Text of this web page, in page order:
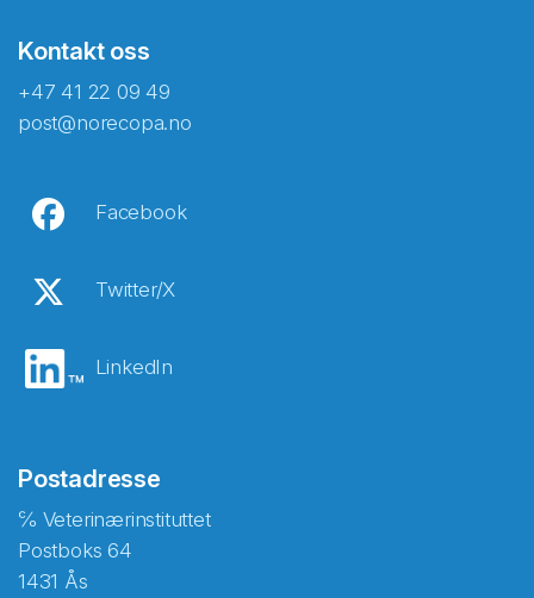
Kontakt oss
+47 41 22 09 49
post@norecopa.no
Facebook
Twitter/X
LinkedIn
Postadresse
℅ Veterinærinstituttet
Postboks 64
1431 Ås